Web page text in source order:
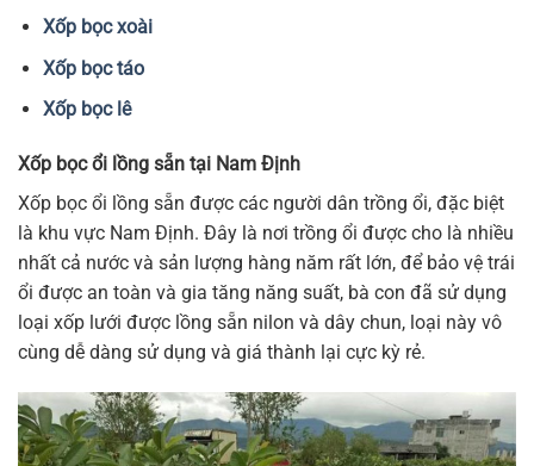
Xốp bọc xoài
Xốp bọc táo
Xốp bọc lê
Xốp bọc ổi lồng sẵn tại Nam Định
Xốp bọc ổi lồng sẵn được các người dân trồng ổi, đặc biệt
là khu vực Nam Định. Đây là nơi trồng ổi được cho là nhiều
nhất cả nước và sản lượng hàng năm rất lớn, để bảo vệ trái
ổi được an toàn và gia tăng năng suất, bà con đã sử dụng
loại xốp lưới được lồng sẵn nilon và dây chun, loại này vô
cùng dễ dàng sử dụng và giá thành lại cực kỳ rẻ.